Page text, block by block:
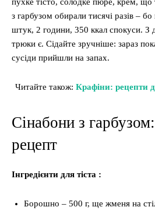
з гарбузом обирали тисячі разів –
штук, 2 години, 350 ккал спокуси. З
трюки є. Сідайте зручніше: зараз
сусіди прийшли на запах.
Читайте також: Крафіни: рецепти
Сінабони з
рецепт
Інгредієнти для тіста :
Борошно – 500 г, ще жменя на